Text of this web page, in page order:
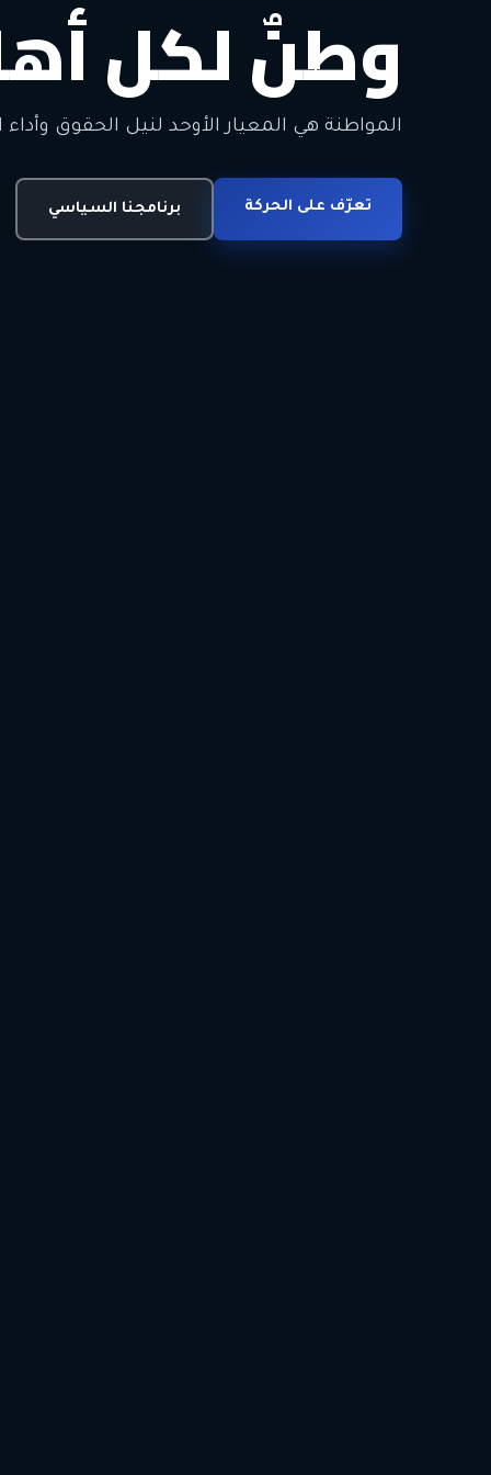
وطنٌ لكل
المواطنة هي المعيار الأوحد لنيل الحقوق وأداء
تعرّف على الحركة برنامجنا السياسي
معاً من أجل
الحرية • الوحدة • السلام • الديمقراطية
انضم للحركة اتصل بنا